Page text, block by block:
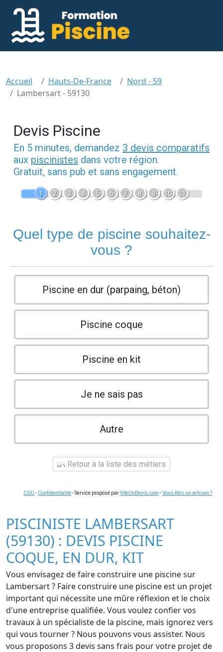
Accueil Hauts-De-France
Nord - 59
Lambersart - 59130
Devis Piscine
En 5 minutes, demandez 3 devis comparatifs
aux piscinistes dans votre région.
Gratuit, sans pub et sans engagement.
1 2 3 4 5 6 7 8 9 10 11
Quel type de piscine souhaitez-
vous ?
Piscine en dur (parpaing, béton)
Piscine coque
Piscine en kit
Je ne sais pas
Autre
Retour à la liste des métiers
CGU - Confidentialité- Service proposé parViteUnDevis.com -Vous êtes un artisan ?
PISCINISTE LAMBERSART
(59130) : DEVIS PISCINE
COQUE, EN DUR, KIT
Vous envisagez de faire construire une piscine sur
Lambersart ? Faire construire une piscine est un projet
important qui nécessite une mûre réflexion et le choix
d'une entreprise qualifiée. Vous voulez confier vos
travaux à un spécialiste de la piscine, mais ignorez vers
qui vous tourner ? Nous pouvons vous assister. Nous
vous proposons 3 devis sans frais pour votre projet de